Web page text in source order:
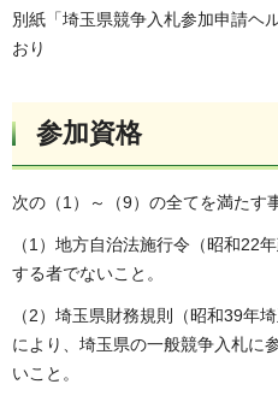
別紙「埼玉県競争入札参加申請ヘ
おり
参加資格
次の（1）～（9）の全てを満たす
（1）地方自治法施行令（昭和22
する者でないこと。
（2）埼玉県財務規則（昭和39年
により、埼玉県の一般競争入札に
いこと。